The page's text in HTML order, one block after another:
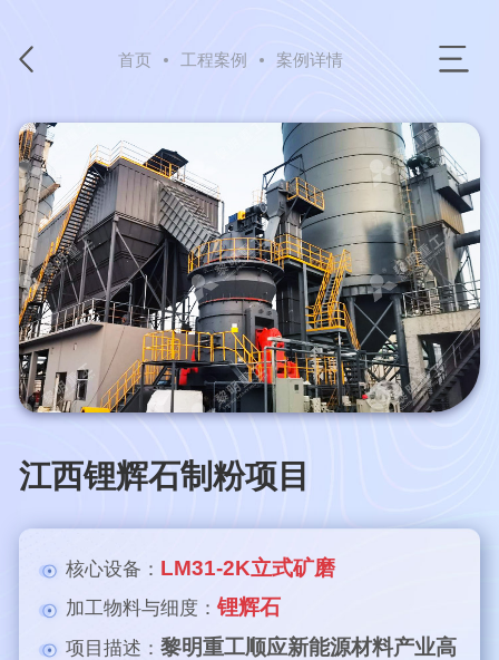
首页 工程案例 案例详情
江西锂辉石制粉项目
核心设备： LM31-2K立式矿磨
加工物料与细度：锂辉石
项目描述：黎明重工顺应新能源材料产业高